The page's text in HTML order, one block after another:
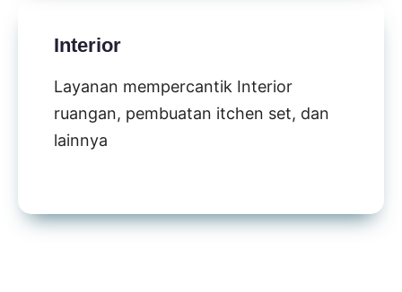
Interior
Layanan mempercantik Interior
ruangan, pembuatan itchen set, dan
lainnya